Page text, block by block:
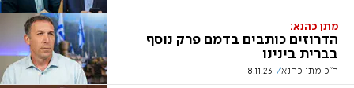
מתן כהנא:
הדרוזים כותבים בדמם פרק נוסף
בברית בינינו
ח"כ מתן כהנא 8.11.23